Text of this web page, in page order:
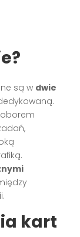
są w dwie
kart